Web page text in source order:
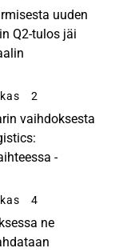
uuden
Q2-tulos jäi
2
vaihdoksesta
-
4
ne